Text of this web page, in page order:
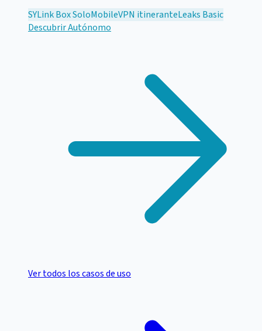
SYLink Box SoloMobileVPN itineranteLeaks Basic
DescubrirAutónomo
Ver todos los casos de uso